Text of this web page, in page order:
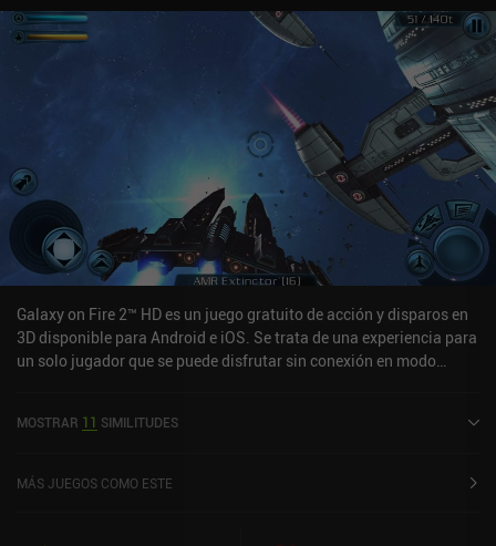
Galaxy on Fire 2™ HD es un juego gratuito de acción y disparos en
3D disponible para Android e iOS. Se trata de una experiencia para
un solo jugador que se puede disfrutar sin conexión en modo
2013 y cuenta actualmente con una puntuación de 4,2 sobre 5,0 en
MOSTRAR 11 SIMILITUDES
MÁS JUEGOS COMO ESTE